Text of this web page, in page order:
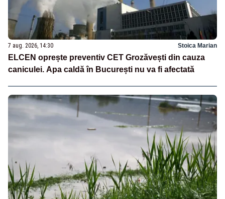
7 aug. 2026, 14:30 Stoica Marian
ELCEN oprește preventiv CET Grozăvești din cauza
caniculei. Apa caldă în București nu va fi afectată